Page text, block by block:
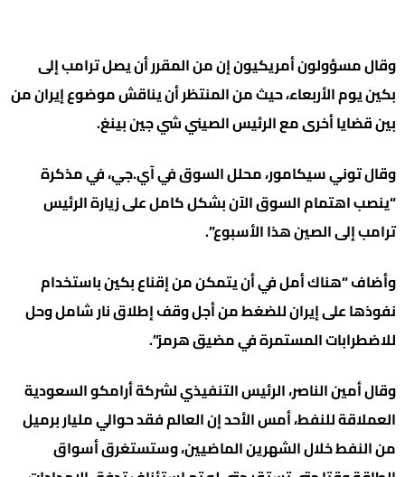
وقال مسؤولون أمريكيون إن من المقرر أن يصل ترامب إلى
بكين يوم الأربعاء، حيث من المنتظر أن يناقش موضوع إيران من
بين قضايا أخرى مع الرئيس الصيني شي جين بينغ.
وقال توني سيكامور، محلل السوق في آي.جي، في مذكرة
“ينصب اهتمام السوق الآن بشكل كامل على زيارة الرئيس
ترامب إلى الصين هذا الأسبوع”.
وأضاف “هناك أمل في أن يتمكن من إقناع بكين باستخدام
نفوذها على إيران للضغط من أجل وقف إطلاق نار شامل وحل
للاضطرابات المستمرة في مضيق هرمز”.
وقال أمين الناصر، الرئيس التنفيذي لشركة أرامكو السعودية
العملاقة للنفط، أمس الأحد إن العالم فقد حوالي مليار برميل
من النفط خلال الشهرين الماضيين، وستستغرق أسواق